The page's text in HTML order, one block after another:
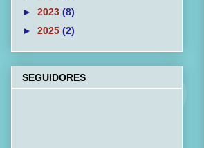
► 2023 (8)
► 2025 (2)
SEGUIDORES